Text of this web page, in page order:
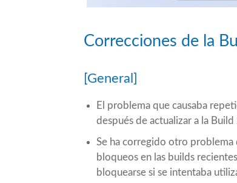
Correcciones de la
[General]
El problema que causaba
después de actualizar a la
Se ha corregido otro problema
bloqueos en las builds
bloquearse si se intentaba